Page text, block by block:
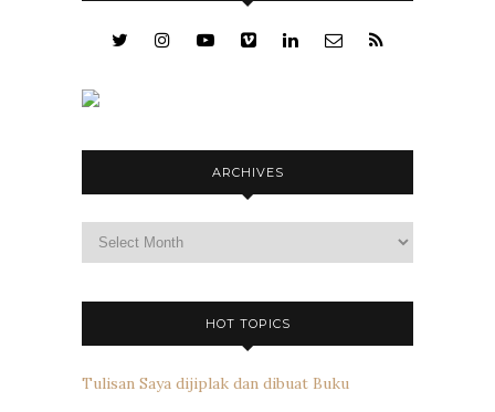
ARCHIVES
HOT TOPICS
Tulisan Saya dijiplak dan dibuat Buku